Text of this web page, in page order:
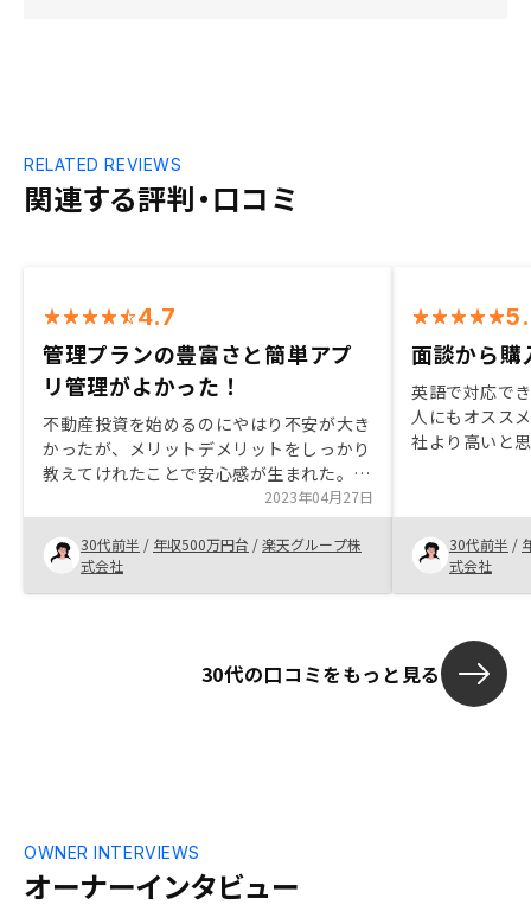
関連する評判・口コミ
RELATED REVIEWS
4.7
管理プランの豊富さと簡単アプ
リ管理がよかった！
不動産投資を始めるのにやはり不安が大き
かったが、メリットデメリットをしっかり
教えてけれたことで安心感が生まれた。
長期的に運用していくにあたり、アプリで
簡単に管理できる点とプランが沢山あった
のもよかった。 担当者と距離が近く質問
などしやすかった。
2023年04月27日
30代前半 / 年収500万円台 /楽天グループ株
式会社
面談から購
英語で対応で
人にもオスス
社より高いと
思いますが、
ートしました
で調整して面
管理、安心で
思います。営
いと思います
営業担当は一
30代前半 /
式会社
30代の口コミをもっと見る
オーナーインタビュー
OWNER INTERVIEWS